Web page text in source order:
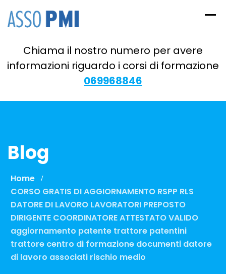
Chiama il nostro numero per avere
informazioni riguardo i corsi di formazione
069968846
Blog
Home
CORSO GRATIS DI AGGIORNAMENTO RSPP RLS
DATORE DI LAVORO LAVORATORI PREPOSTO
DIRIGENTE COORDINATORE ATTESTATO VALIDO
aggiornamento patente trattore patentini
trattore centro di formazione documenti datore
di lavoro associati rischio medio